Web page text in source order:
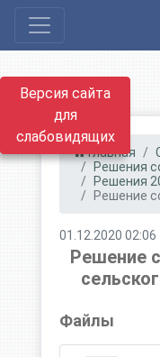
Версия сайта
для
слабовидящих
Главная
Решения
Решения
Решение
01.12.2020 02:06
Решение
Файлы